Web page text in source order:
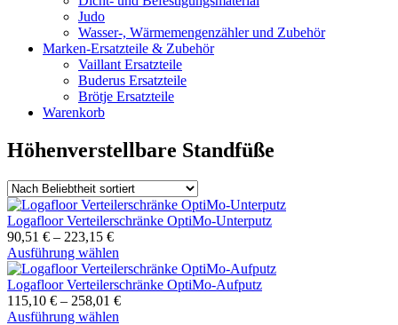
Judo
Wasser-, Wärmemengenzähler und Zubehör
Marken-Ersatzteile & Zubehör
Vaillant Ersatzteile
Buderus Ersatzteile
Brötje Ersatzteile
Warenkorb
Höhenverstellbare Standfüße
Logafloor Verteilerschränke OptiMo-Unterputz
90,51 € – 223,15 €
Ausführung wählen
Produkt
weist
mehrere
Logafloor Verteilerschränke OptiMo-Aufputz
115,10 € – 258,01 €
Ausführung wählen